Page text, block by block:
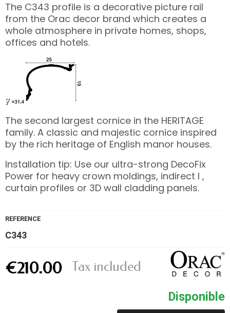
The C343 profile is a decorative picture rail
from the Orac decor brand which creates a
whole atmosphere in private homes, shops,
offices and hotels.
The second largest cornice in the HERITAGE
family. A classic and majestic cornice inspired
by the rich heritage of English manor houses.
Installation tip: Use our ultra-strong DecoFix
Power for heavy crown moldings, indirect l ,
curtain profiles or 3D wall cladding panels.
REFERENCE
C343
€210.00 Tax included
Disponible